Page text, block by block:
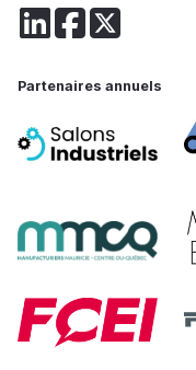
Partenaires annuels